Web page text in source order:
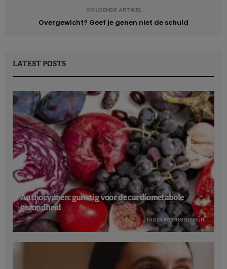
VOLGENDE ARTIKEL
Overgewicht? Geef je genen niet de schuld
LATEST POSTS
Anthocyanen: gunstig voor de cardiometabole
gezondheid
NICOLAS GUGGENBÜHL